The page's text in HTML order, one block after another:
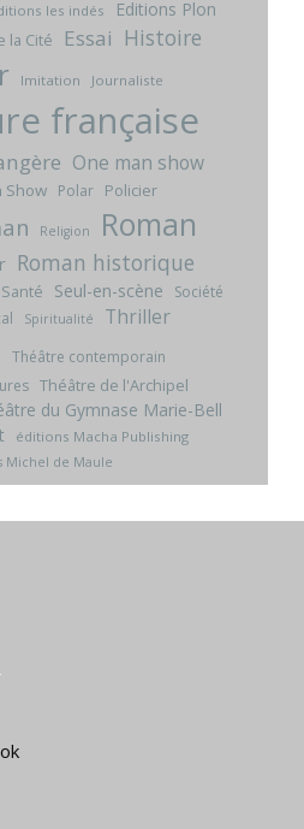
les indés Editions Plon
la Cité Essai Histoire
Imitation Journaliste
française
One man show
Show Polar Policier
Religion Roman
Roman historique
Santé Seul-en-scène
Société
Spiritualité Thriller
Théâtre contemporain
Théâtre de l'Archipel
du Gymnase Marie-Bell
éditions Macha Publishing
Michel de Maule